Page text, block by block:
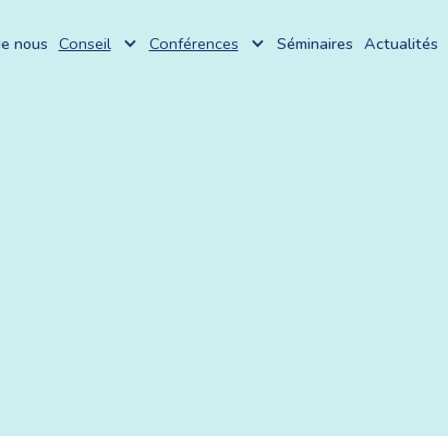
nous Conseil Conférences Séminaires Actualités